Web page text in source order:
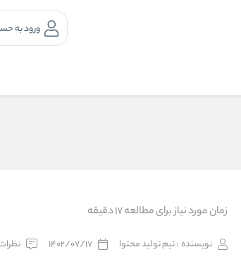
ورود به
زمان مورد نیاز برای مطالعه 17 دقیقه
نویسنده : تیم تولید محتوا 1402/07/17